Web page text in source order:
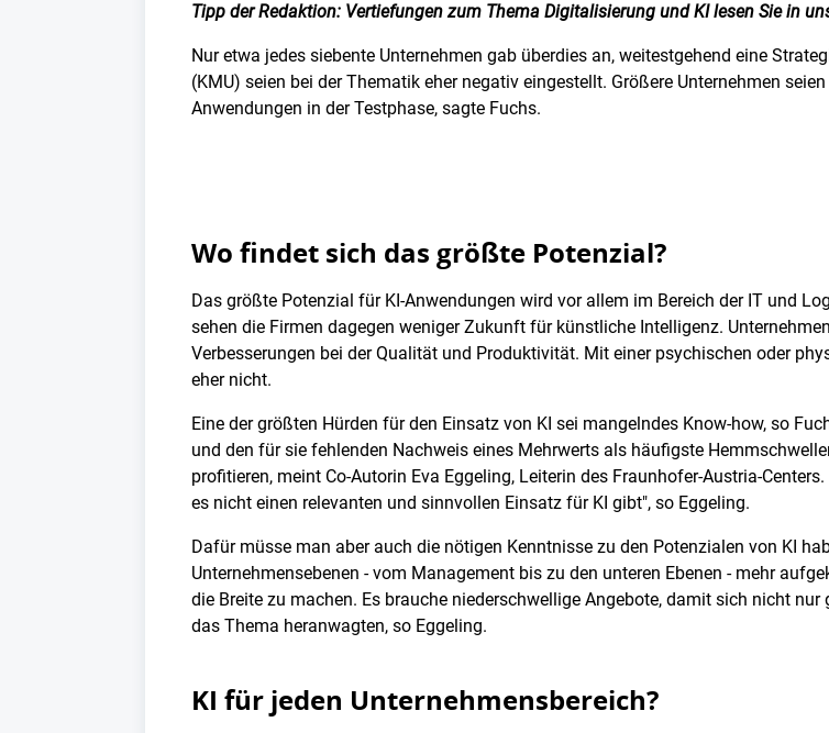
Tipp der Redaktion: Vertiefungen zum Thema Digitalisierung und KI lesen Sie in
Nur etwa jedes siebente Unternehmen gab überdies an, weitestgehend eine
(KMU) seien bei der Thematik eher negativ eingestellt. Größere Unternehmen
Anwendungen in der Testphase, sagte Fuchs.
Wo findet sich das größte Potenzial?
Das größte Potenzial für KI-Anwendungen wird vor allem im Bereich der IT und
sehen die Firmen dagegen weniger Zukunft für künstliche Intelligenz.
Verbesserungen bei der Qualität und Produktivität. Mit einer psychischen oder
eher nicht.
Eine der größten Hürden für den Einsatz von KI sei mangelndes Know-how, so
und den für sie fehlenden Nachweis eines Mehrwerts als häufigste
profitieren, meint Co-Autorin Eva Eggeling, Leiterin des Fraunhofer-Austria-
es nicht einen relevanten und sinnvollen Einsatz für KI gibt", so Eggeling.
Dafür müsse man aber auch die nötigen Kenntnisse zu den Potenzialen von KI
Unternehmensebenen - vom Management bis zu den unteren Ebenen - mehr
die Breite zu machen. Es brauche niederschwellige Angebote, damit sich nicht
das Thema heranwagten, so Eggeling.
KI für jeden Unternehmensbereich?